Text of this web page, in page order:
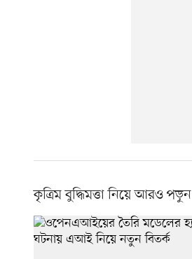
কৃত্রিম বুদ্ধিমত্তা নিয়ে আরও পড়ুন